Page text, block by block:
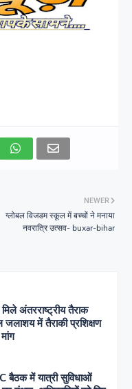
NEWER
ग्लोबल विजडम स्कूल में बच्चों ने मनाया
नवरात्रि उत्सव- buxar-bihar
अंतरराष्ट्रीय तैराक
में तैराकी प्रशिक्षण
बैठक में यात्री सुविधाओं